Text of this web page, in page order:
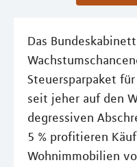
Das
Steuersparpaket
seit jeher auf den
degressiven
5 % profitieren
Wohnimmobilien